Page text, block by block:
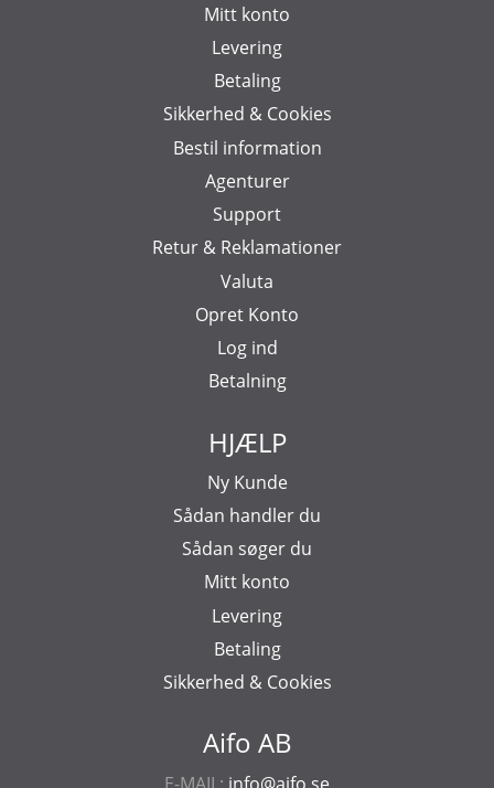
Aifo AB
Mitt konto
Levering
Betaling
Sikkerhed & Cookies
Bestil information
Agenturer
Support
Retur & Reklamationer
Valuta
Opret Konto
Log ind
Betalning
HJÆLP
Ny Kunde
Sådan handler du
Sådan søger du
Mitt konto
Levering
Betaling
Sikkerhed & Cookies